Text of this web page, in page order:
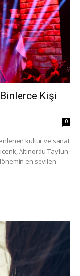
Kişi
0
kültür ve sanat
Altınordu Tayfun
en sevilen